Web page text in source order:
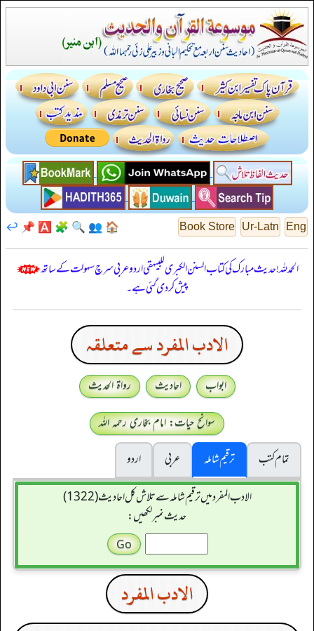
Eng
Ur-Latn
Book Store
🏠
👥
🔍
🧩
🅰️
📌
↩️
الحمدللہ! حدیث مبارک کی کتاب السنن الكبرى للبيهقي اردو عربی سرچ سہولت کے ساتھ
پیش کر دی گئی ہے۔
الادب المفرد سے متعلقہ
ابواب احادیث
رواۃ الحدیث
سوانح حیات: امام بخاری رحمہ اللہ
تمام کتب
ترقیم شاملہ عربی
اردو
الادب المفرد میں ترقیم شاملہ سے تلاش کل احادیث (1322)
حدیث نمبر لکھیں:
الادب المفرد